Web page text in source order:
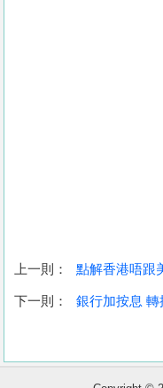
收
盤
上一則： 點解香港唔跟
下一則： 銀行加按息